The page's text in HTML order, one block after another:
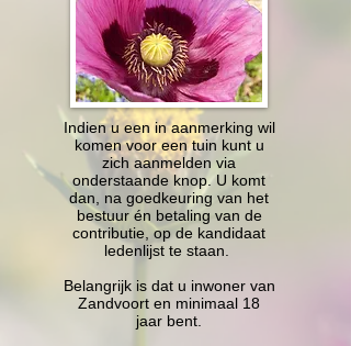
Indien u een in aanmerking wil
komen voor een tuin kunt u
zich aanmelden via
onderstaande knop. U komt
dan, na goedkeuring van het
bestuur én betaling van de
contributie, op de kandidaat
ledenlijst te staan.
Belangrijk is dat u inwoner van
Zandvoort en minimaal 18
jaar bent.